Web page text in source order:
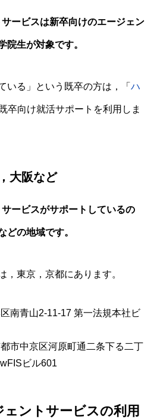
ービスは新卒向けのエージェン
院生が対象です。
いる」という既卒の方は，「 ハ
卒向け就活サポートを利用しま
大阪など
ービスがサポートしているの
どの地域です。
，東京，京都にあります。
南青山2-11-17 第一法規本社ビ
市中京区河原町通二条下る二丁
ビル601
ントサービスの利用